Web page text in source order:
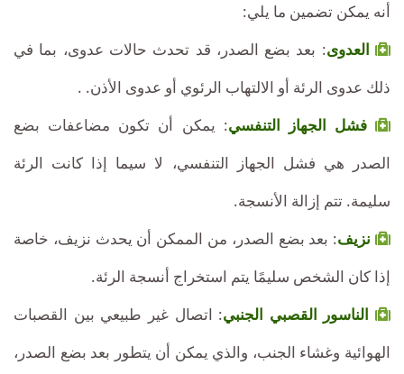
أنه يمكن تضمين ما يلي:
العدوى: بعد بضع الصدر، قد تحدث حالات عدوى، بما في
ذلك عدوى الرئة أو الالتهاب الرئوي أو عدوى الأذن. .
فشل الجهاز التنفسي: يمكن أن تكون مضاعفات بضع
الصدر هي فشل الجهاز التنفسي، لا سيما إذا كانت الرئة
سليمة. تتم إزالة الأنسجة.
نزيف: بعد بضع الصدر، من الممكن أن يحدث نزيف، خاصة
إذا كان الشخص سليمًا يتم استخراج أنسجة الرئة.
الناسور القصبي الجنبي: اتصال غير طبيعي بين القصبات
الهوائية وغشاء الجنب، والذي يمكن أن يتطور بعد بضع الصدر،